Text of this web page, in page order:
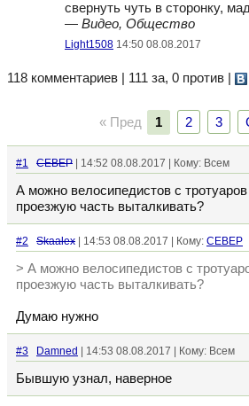
свернуть чуть в сторонку,
— Видео, Общество
Light1508 14:50 08.08.2017
118 комментариев | 111 за, 0 против
« Пред 1 2 3
#1 CEBEP | 14:52 08.08.2017 | Кому: Всем
А можно велосипедистов с
проезжую часть выталкивать?
#2 Skaalex | 14:53 08.08.2017 | Кому: CEBEP
> А можно велосипедистов с
проезжую часть выталкивать?
Думаю нужно
#3 Damned | 14:53 08.08.2017 | Кому: Всем
Бывшую узнал, наверное